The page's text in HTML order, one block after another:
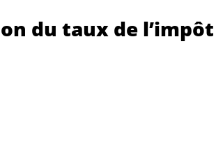
du taux de